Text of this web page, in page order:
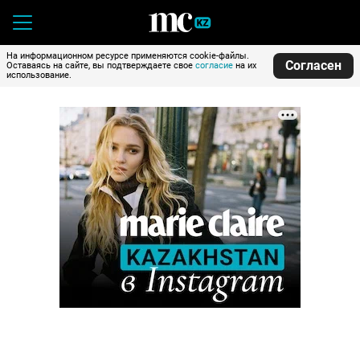
На информационном ресурсе применяются cookie-файлы.
Оставаясь на сайте, вы подтверждаете свое согласие на их
использование.
Согласен